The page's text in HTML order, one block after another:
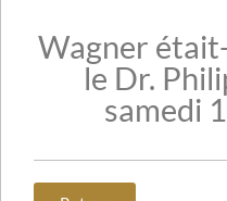
Wagner
le Dr.
samedi